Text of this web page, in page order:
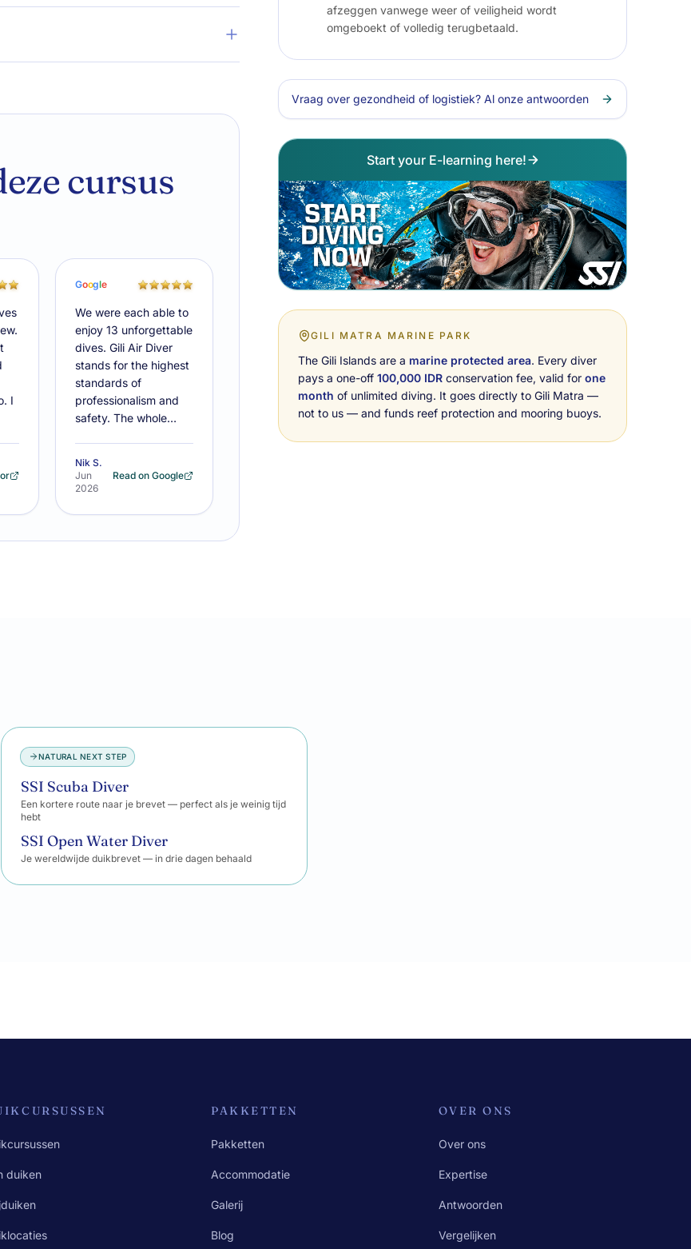
cursus
I
Google
We were each able to
enjoy 13 unforgettable
dives. Gili Air Diver
stands for the highest
standards of
professionalism and
safety. The whole…
Nik S.
Jun
2026
Read on Google
afzeggen vanwege weer of veiligheid wordt
omgeboekt of volledig terugbetaald.
Vraag over gezondheid of logistiek? Al onze antwoorden
Start your E-learning here!
GILI MATRA MARINE PARK
The Gili Islands are a marine protected area. Every diver
pays a one-off100,000 IDR conservation fee, valid forone
month of unlimited diving. It goes directly to Gili Matra —
not to us — and funds reef protection and mooring buoys.
NATURAL NEXT STEP
SSI Scuba Diver
Een kortere route naar je brevet — perfect als je weinig tijd
hebt
SSI Open Water Diver
Je wereldwijde duikbrevet — in drie dagen behaald
duiken
PAKKETTEN
Pakketten
Accommodatie
Galerij
Blog
OVER ONS
Over ons
Expertise
Antwoorden
Vergelijken